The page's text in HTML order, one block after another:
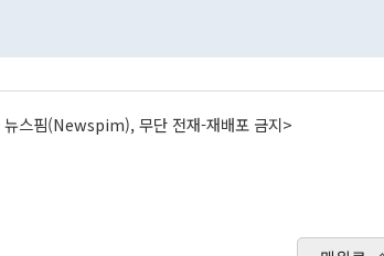
뉴스핌(Newspim), 무단 전재-재배포 금지>